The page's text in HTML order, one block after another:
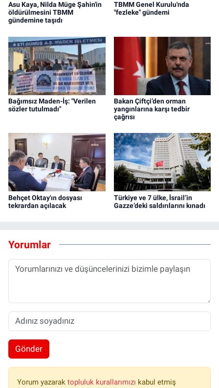
Asu Kaya, Nilda Müge Şahin'in
öldürülmesini TBMM
gündemine taşıdı
TBMM Genel Kurulu'nda
"fezleke" gündemi
Bağımsız Maden-İş: "Verilen
sözler tutulmadı"
Bakan Çiftçi’den orman
yangınlarına karşı tedbir
çağrısı
Behçet Oktay'ın dosyası
tekrardan açılacak
Türkiye ve 7 ülke, İsrail’in
Gazze’deki saldırılarını kınadı
Yorumlar
Gönder
Yorum yazarak topluluk kurallarımızı kabul etmiş